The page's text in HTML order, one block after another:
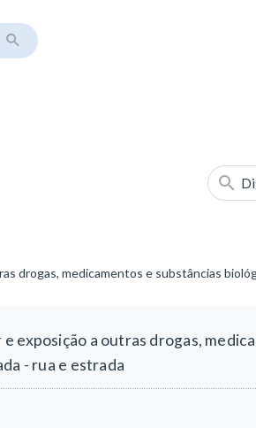
drogas, medicamentos e substâncias
exposição a outras drogas,
- rua e estrada